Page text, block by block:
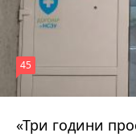
«Три години
45
Вчора о 13:05